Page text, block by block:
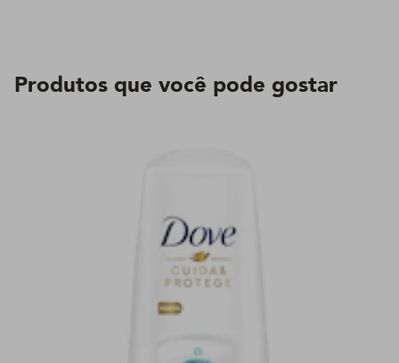
Produtos que você pode gostar